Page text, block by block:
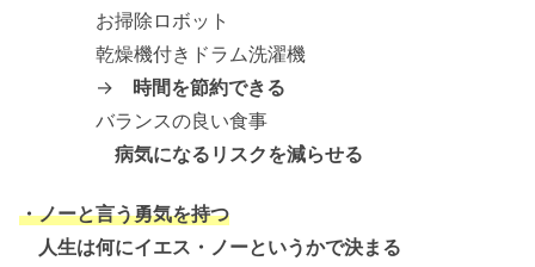
お掃除ロボット
乾燥機付きドラム洗濯機
→ 時間を節約できる
バランスの良い食事
病気になるリスクを減らせる
・ノーと言う勇気を持つ
人生は何にイエス・ノーというかで決まる